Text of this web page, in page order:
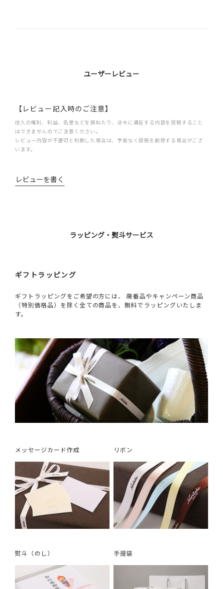
ユーザーレビュー
【レビュー記入時のご注意】
他人の権利、利益、名誉などを損ねたり、法令に違反する内容を投稿すること
はできませんのでご注意ください。
レビュー内容が不適切と判断した場合は、予告なく投稿を削除する場合がござ
います。
レビューを書く
ラッピング・熨斗サービス
ギフトラッピング
ギフトラッピングをご希望の方には、 廃番品やキャンペーン商品
（特別価格品）を除く全ての商品を、無料でラッピングいたしま
す。
メッセージカード作成 リボン
熨斗（のし） 手提袋